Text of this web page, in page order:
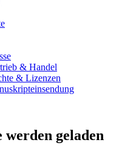
& Handel
& Lizenzen
werden geladen